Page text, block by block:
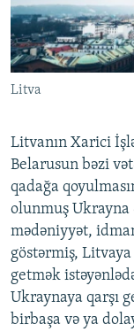
Litva
Litvanın Xarici
Belarusun bəzi
qadağa
olunmuş Ukrayna
mədəniyyət,
göstərmiş,
getmək
Ukraynaya qarşı
birbaşa və ya